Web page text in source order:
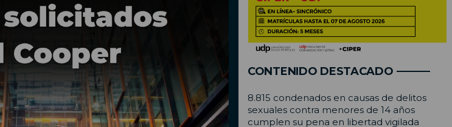
CONTENIDO DESTACADO
8.815 condenados en causas de delitos
sexuales contra menores de 14 años
cumplen su pena en libertad vigilada